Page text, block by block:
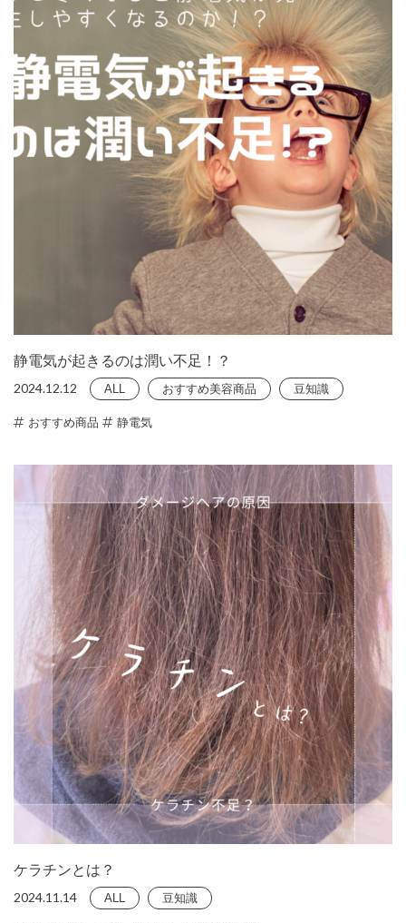
静電気が起きるのは潤い不足！？
2024.12.12
ALL おすすめ美容商品 豆知識
おすすめ商品 静電気
ケラチンとは？
2024.11.14
ALL 豆知識